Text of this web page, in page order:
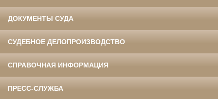
ДОКУМЕНТЫ СУДА
СУДЕБНОЕ ДЕЛОПРОИЗВОДСТВО
СПРАВОЧНАЯ ИНФОРМАЦИЯ
ПРЕСС-СЛУЖБА